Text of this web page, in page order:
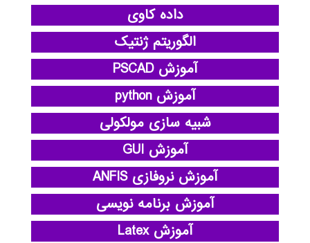
داده کاوی
الگوریتم ژنتیک
آموزش PSCAD
آموزش python
شبیه سازی مولکولی
آموزش GUI
آموزش نروفازی ANFIS
آموزش برنامه نویسی
آموزش Latex